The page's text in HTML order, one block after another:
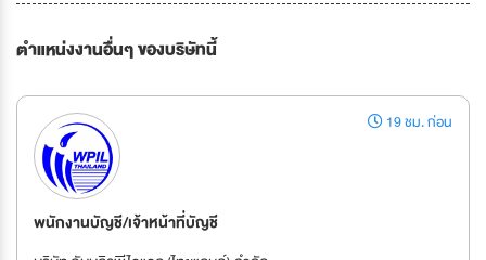
ตำแหน่งงานอื่นๆ ของบริษัทนี้
19 ชม. ก่อน
พนักงานบัญชี/เจ้าหน้าที่บัญชี